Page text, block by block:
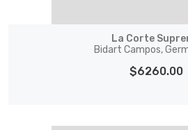
La Corte
Bidart Campos,
$6260.00